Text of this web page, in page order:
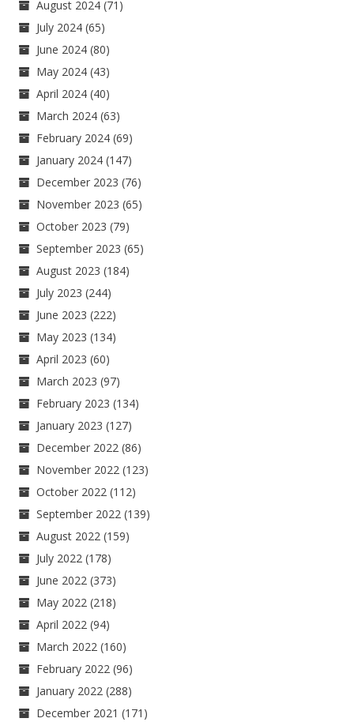
August 2024 (71)
July 2024 (65)
June 2024 (80)
May 2024 (43)
April 2024 (40)
March 2024 (63)
February 2024 (69)
January 2024 (147)
December 2023 (76)
November 2023 (65)
October 2023 (79)
September 2023 (65)
August 2023 (184)
July 2023 (244)
June 2023 (222)
May 2023 (134)
April 2023 (60)
March 2023 (97)
February 2023 (134)
January 2023 (127)
December 2022 (86)
November 2022 (123)
October 2022 (112)
September 2022 (139)
August 2022 (159)
July 2022 (178)
June 2022 (373)
May 2022 (218)
April 2022 (94)
March 2022 (160)
February 2022 (96)
January 2022 (288)
December 2021 (171)